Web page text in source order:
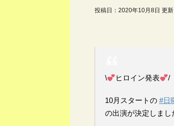
投稿日：2020年10月8日 更新
\ ヒロイン発表 /
10月スタートの #日
の出演が決定しまし